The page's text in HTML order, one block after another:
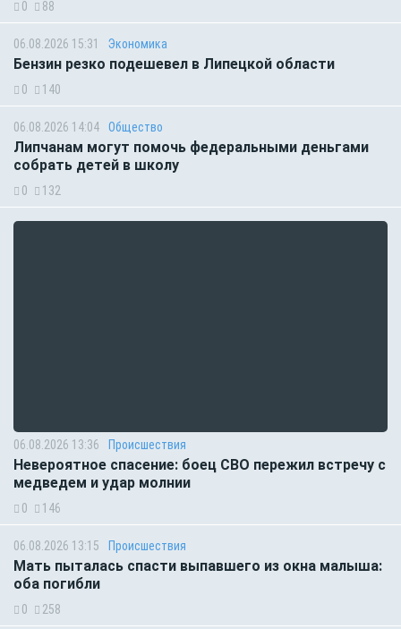
0 88
06.08.2026 15:31 Экономика
Бензин резко подешевел в Липецкой области
0 140
06.08.2026 14:04 Общество
Липчанам могут помочь федеральными деньгами
собрать детей в школу
0 132
06.08.2026 13:36 Происшествия
Невероятное спасение: боец СВО пережил встречу с
медведем и удар молнии
0 146
06.08.2026 13:15 Происшествия
Мать пыталась спасти выпавшего из окна малыша:
оба погибли
0 258